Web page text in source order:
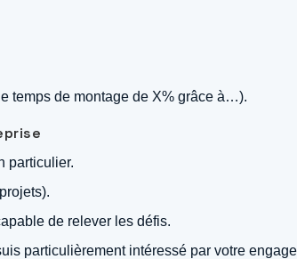
temps de montage de X% grâce à…).
particulier.
de relever les défis.
particulièrement intéressé par votre